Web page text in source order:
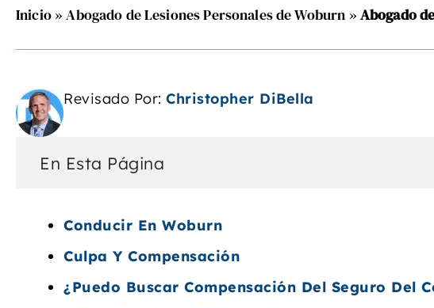
Inicio»Abogado de Lesiones Personales de Woburn » Abogado
Revisado Por: Christopher DiBella
En Esta Página
Conducir En Woburn
Culpa Y Compensación
¿Puedo Buscar Compensación Del Seguro Del